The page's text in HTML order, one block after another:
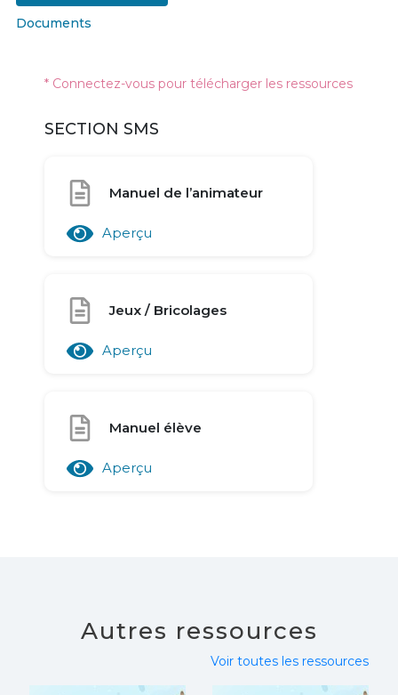
Documents
* Connectez-vous pour télécharger les ressources
SECTION SMS
Manuel de l’animateur
Aperçu
Jeux / Bricolages
Aperçu
Manuel élève
Aperçu
Autres ressources
Voir toutes les ressources